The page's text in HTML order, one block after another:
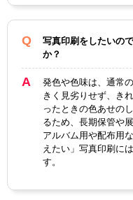
写真印刷をしたいの
か？
発色や色味は、通常
きく見劣りせず、き
ったときの色あせの
るため、長期保管や
アルバム用や配布用
えたい」写真印刷に
す。